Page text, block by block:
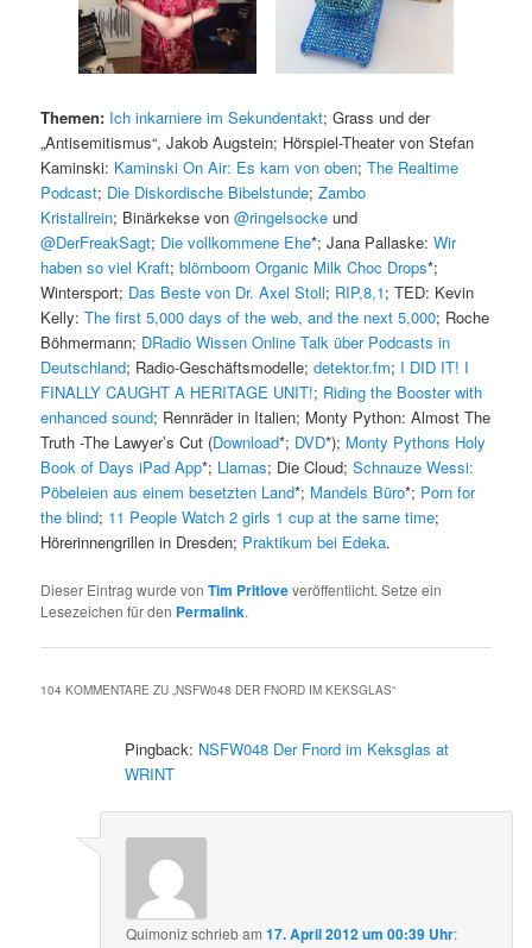
Themen: Ich inkarniere im Sekundentakt; Grass und der
„Antisemitismus“, Jakob Augstein; Hörspiel-Theater von Stefan
Kaminski: Kaminski On Air: Es kam von oben;The Realtime
Podcast; Die Diskordische Bibelstunde;Zambo
Kristallrein; Binärkekse von@ringelsocke und
@DerFreakSagt; Die vollkommene Ehe*; Jana Pallaske:Wir
haben so viel Kraft;blömboom Organic Milk Choc Drops*;
Wintersport; Das Beste von Dr. Axel Stoll; RIP,8,1; TED: Kevin
Kelly:The first 5,000 days of the web, and the next 5,000; Roche
Böhmermann; DRadio Wissen Online Talk über Podcasts in
Deutschland; Radio-Geschäftsmodelle;detektor.fm; I DID IT! I
FINALLY CAUGHT A HERITAGE UNIT!; Riding the Booster with
enhanced sound; Rennräder in Italien; Monty Python: Almost The
Truth -The Lawyer’s Cut (Download*; DVD*); Monty Pythons Holy
Book of Days iPad App*; Llamas; Die Cloud;Schnauze Wessi:
Pöbeleien aus einem besetzten Land*; Mandels Büro*; Porn for
the blind; 11 People Watch 2 girls 1 cup at the same time;
Hörerinnengrillen in Dresden; Praktikum bei Edeka.
Dieser Eintrag wurde vonTim Pritloveveröffentlicht. Setze ein
Lesezeichen für den Permalink.
104 KOMMENTARE ZU „NSFW048 DER FNORD IM KEKSGLAS“
Pingback: NSFW048 Der Fnord im Keksglas at
WRINT
Quimonizschriebam17. April 2012 um 00:39 Uhr: